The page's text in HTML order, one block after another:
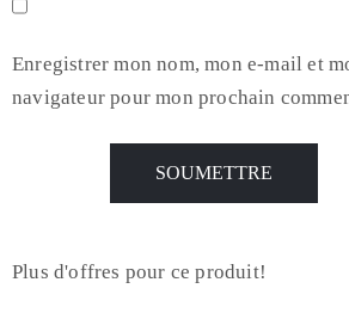
Enregistrer mon nom, mon e-mail et
navigateur pour mon prochain
Plus d'offres pour ce produit!